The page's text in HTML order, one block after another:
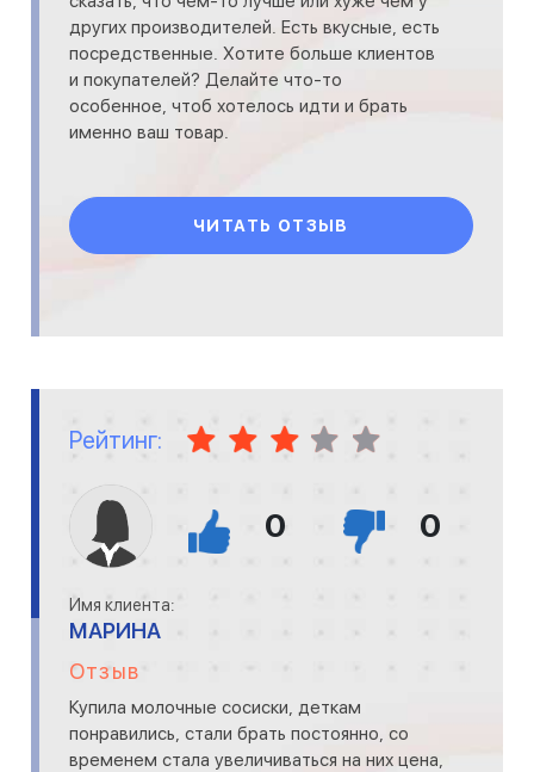
других производителей. Есть вкусные, есть
посредственные. Хотите больше клиентов
и покупателей? Делайте что-то
особенное, чтоб хотелось идти и брать
именно ваш товар.
ЧИТАТЬ ОТЗЫВ
Рейтинг:
0 0
Имя клиента:
МАРИНА
Отзыв
Купила молочные сосиски, деткам
понравились, стали брать постоянно, со
временем стала увеличиваться на них цена,